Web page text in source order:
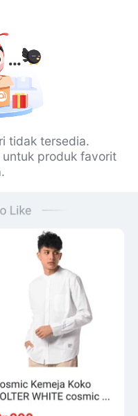
tidak tersedia.
produk favorit